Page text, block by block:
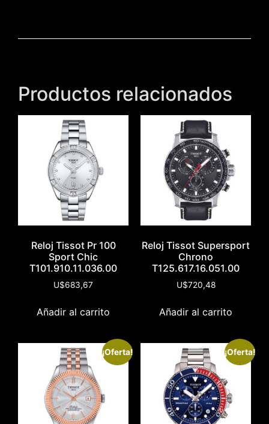
Productos relacionados
Reloj Tissot Pr 100
Sport Chic
T101.910.11.036.00
U$683,67
Añadir al carrito
Reloj Tissot Supersport
Chrono
T125.617.16.051.00
U$720,48
Añadir al carrito
¡Oferta! ¡Oferta!